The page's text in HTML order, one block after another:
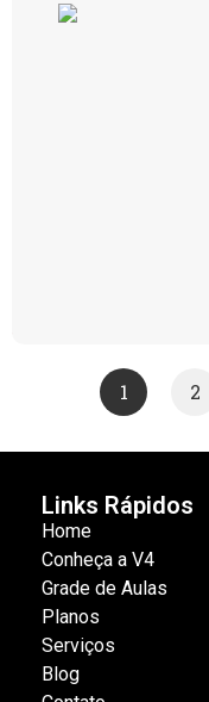
1 2
Links Rápidos
Home
Conheça a V4
Grade de Aulas
Planos
Serviços
Blog